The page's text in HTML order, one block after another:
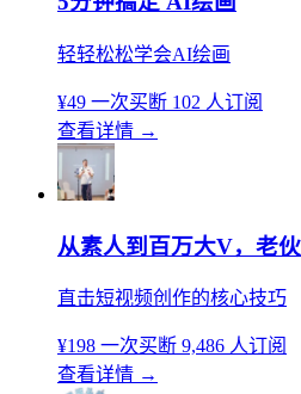
轻轻松松学会AI绘画
¥49 一次买断 102 人订阅
查看详情 →
从素人到百万大V，老
直击短视频创作的核心技巧
¥198 一次买断 9,486 人订阅
查看详情 →